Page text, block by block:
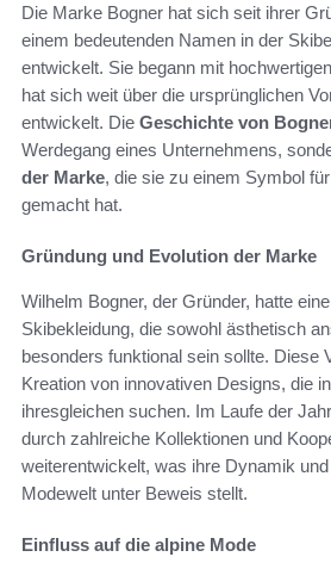
Die Marke Bogner hat sich seit ihrer
einem bedeutenden Namen in der
entwickelt. Sie begann mit
hat sich weit über die ursprünglichen
entwickelt. Die Geschichte von
Werdegang eines Unternehmens,
der Marke, die sie zu einem Symbol
gemacht hat.
Gründung und Evolution der Marke
Wilhelm Bogner, der Gründer, hatte
Skibekleidung, die sowohl ästhetisch
besonders funktional sein sollte. Diese
Kreation von innovativen Designs, die
ihresgleichen suchen. Im Laufe der
durch zahlreiche Kollektionen und
weiterentwickelt, was ihre Dynamik
Modewelt unter Beweis stellt.
Einfluss auf die alpine Mode